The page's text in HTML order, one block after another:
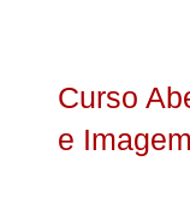
Curso
e